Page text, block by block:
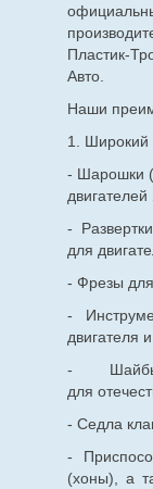
Пластик-
Авто.
Наши
1. Широкий
- Шарошки
-
для
- Фрезы
-
двигателя
- Шайбы
для
- Седла
-
(хоны), а